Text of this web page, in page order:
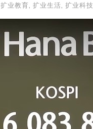
扩业教育, 扩业生活, 扩业科技